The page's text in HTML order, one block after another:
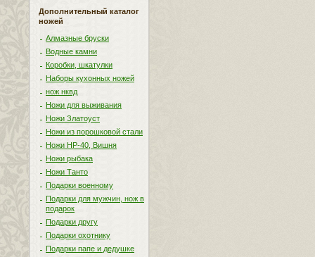
Дополнительный каталог
ножей
Алмазные бруски
Водные камни
Коробки, шкатулки
Наборы кухонных ножей
нож нквд
Ножи для выживания
Ножи Златоуст
Ножи из порошковой стали
Ножи НР-40, Вишня
Ножи рыбака
Ножи Танто
Подарки военному
Подарки для мужчин, нож в
подарок
Подарки другу
Подарки охотнику
Подарки папе и дедушке